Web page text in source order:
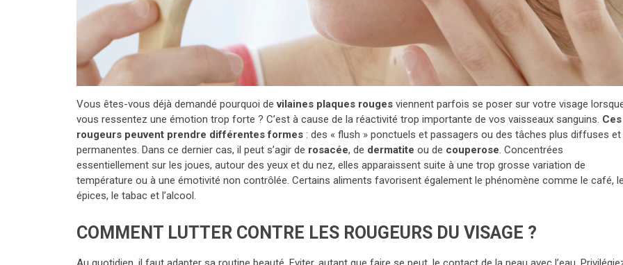
Vous êtes-vous déjà demandé pourquoi devilaines plaques rouges viennent parfois se poser sur votre visage
vous ressentez une émotion trop forte ? C’est à cause de la réactivité trop importante de vos vaisseaux sanguins. Ces
rougeurs peuvent prendre différentes formes : des « flush » ponctuels et passagers ou des tâches plus diffuses et
permanentes. Dans ce dernier cas, il peut s’agir de rosacée, de dermatite ou de couperose. Concentrées
essentiellement sur les joues, autour des yeux et du nez, elles apparaissent suite à une trop grosse variation de
température ou à une émotivité non contrôlée. Certains aliments favorisent également le phénomène comme le café,
épices, le tabac et l’alcool.
COMMENT LUTTER CONTRE LES ROUGEURS DU VISAGE ?